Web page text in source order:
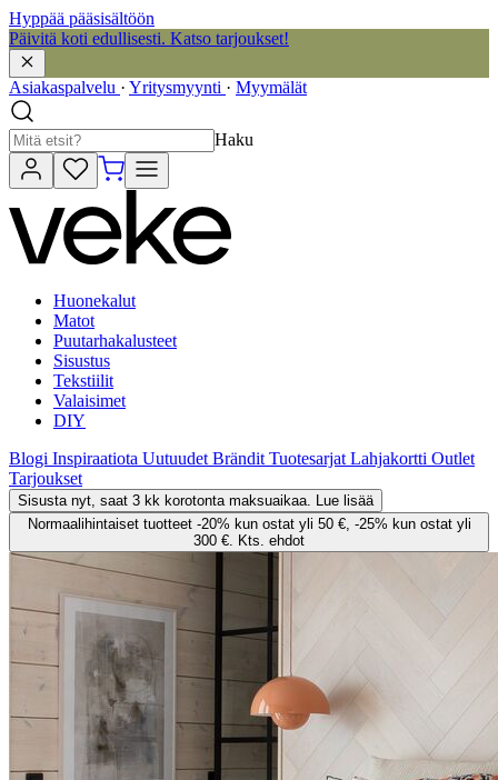
Hyppää pääsisältöön
Päivitä koti edullisesti. Katso tarjoukset!
Asiakaspalvelu · Yritysmyynti · Myymälät
Haku
Huonekalut
Matot
Puutarhakalusteet
Sisustus
Tekstiilit
Valaisimet
DIY
Blogi Inspiraatiota Uutuudet Brändit Tuotesarjat Lahjakortti Outlet
Tarjoukset
Sisusta nyt, saat 3 kk korotonta maksuaikaa. Lue lisää
Normaalihintaiset tuotteet -20% kun ostat yli 50 €, -25% kun ostat yli
300 €. Kts. ehdot